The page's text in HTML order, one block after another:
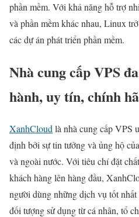
phần mềm. Với khả năng hỗ trợ
và phần mềm khác nhau, Linux
các dự án phát triển phần mềm.
Nhà cung cấp VPS
hành, uy tín, chính
XanhCloud là nhà cung cấp VPS
định bởi sự tin tưởng và ủng hộ
và ngoài nước. Với tiêu chí đặt
khách hàng lên hàng đầu,
người dùng những dịch vụ tốt
đối tượng sử dụng từ cá nhân, tổ